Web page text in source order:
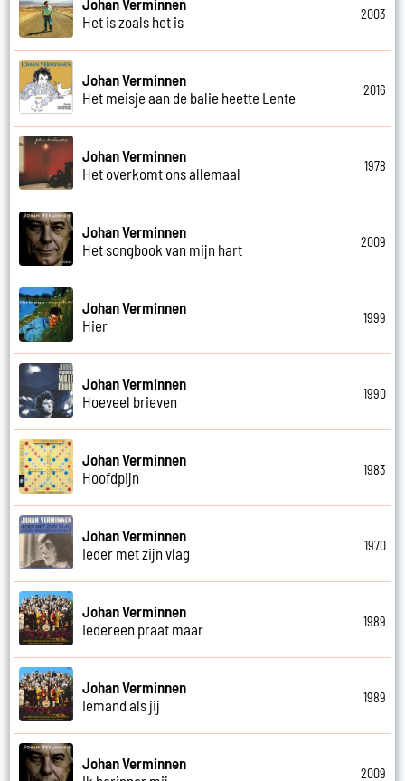
Het is zoals het is
2003
Johan Verminnen
Het meisje aan de balie heette Lente
2016
Johan Verminnen
Het overkomt ons allemaal
1978
Johan Verminnen
Het songbook van mijn hart
2009
Johan Verminnen
Hier
1999
Johan Verminnen
Hoeveel brieven
1990
Johan Verminnen
Hoofdpijn
1983
Johan Verminnen
Ieder met zijn vlag
1970
Johan Verminnen
Iedereen praat maar
1989
Johan Verminnen
Iemand als jij
1989
Johan Verminnen
2009